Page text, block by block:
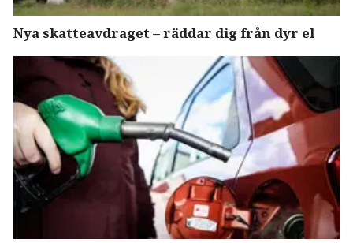
Nya skatteavdraget – räddar dig från dyr el